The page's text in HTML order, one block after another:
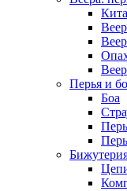
Перья и
Боа